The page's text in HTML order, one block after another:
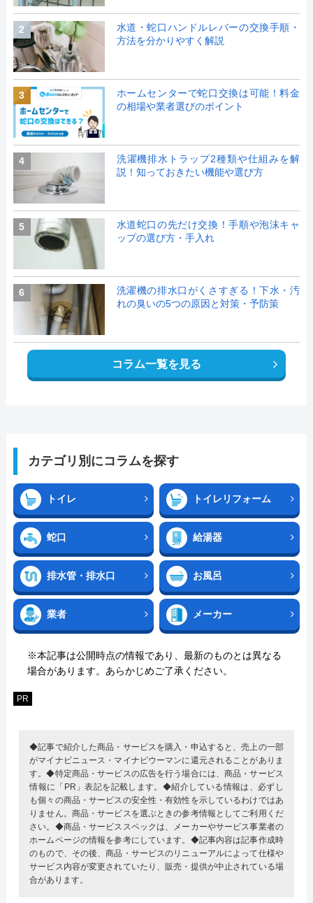
2
水道・蛇口ハンドルレバーの交換手順・
方法を分かりやすく解説
3
ホームセンターで蛇口交換は可能！料金
の相場や業者選びのポイント
4
洗濯機排水トラップ2種類や仕組みを解
説！知っておきたい機能や選び方
5
水道蛇口の先だけ交換！手順や泡沫キャ
ップの選び方・手入れ
6
洗濯機の排水口がくさすぎる！下水・汚
れの臭いの5つの原因と対策・予防策
コラム一覧を見る
カテゴリ別にコラムを探す
トイレ トイレリフォーム
蛇口 給湯器
排水管・排水口 お風呂
業者 メーカー
※本記事は公開時点の情報であり、最新のものとは異なる
場合があります。あらかじめご了承ください。
PR
◆記事で紹介した商品・サービスを購入・申込すると、売上の一部
がマイナビニュース・マイナビウーマンに還元されることがありま
す。◆特定商品・サービスの広告を行う場合には、商品・サービス
情報に「PR」表記を記載します。◆紹介している情報は、必ずし
も個々の商品・サービスの安全性・有効性を示しているわけではあ
りません。商品・サービスを選ぶときの参考情報としてご利用くだ
さい。◆商品・サービススペックは、メーカーやサービス事業者の
ホームページの情報を参考にしています。◆記事内容は記事作成時
のもので、その後、商品・サービスのリニューアルによって仕様や
サービス内容が変更されていたり、販売・提供が中止されている場
合があります。